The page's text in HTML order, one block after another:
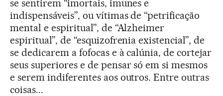
se sentirem “imortais, imunes e
indispensáveis”, ou vítimas de “petrificação
mental e espiritual”, de “Alzheimer
espiritual”, de “esquizofrenia existencial”, de
se dedicarem a fofocas e à calúnia, de cortejar
seus superiores e de pensar só em si mesmos
e serem indiferentes aos outros. Entre outras
coisas...